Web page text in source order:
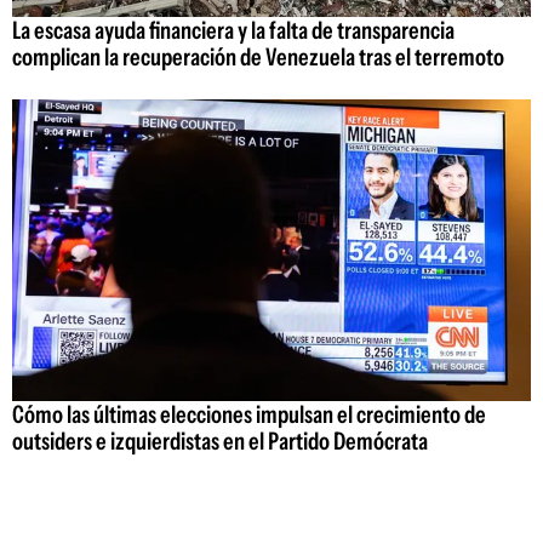
La escasa ayuda financiera y la falta de transparencia
complican la recuperación de Venezuela tras el terremoto
Cómo las últimas elecciones impulsan el crecimiento de
outsiders e izquierdistas en el Partido Demócrata